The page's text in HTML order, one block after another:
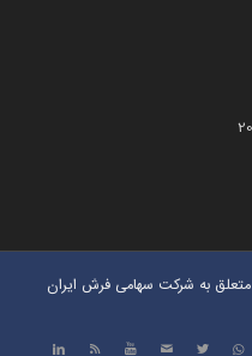
به شرکت سهامی فرش ایران